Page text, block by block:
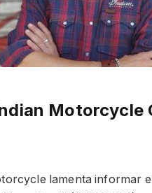
Motorcycle
lamenta informar